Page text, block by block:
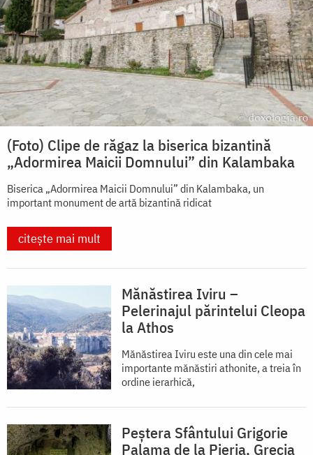
(Foto) Clipe de răgaz la biserica bizantină
„Adormirea Maicii Domnului” din Kalambaka
Biserica „Adormirea Maicii Domnului” din Kalambaka, un
important monument de artă bizantină ridicat
citește mai mult
Mănăstirea Iviru –
Pelerinajul părintelui Cleopa
la Athos
Mănăstirea Iviru este una din cele mai
importante mănăstiri athonite, a treia în
ordine ierarhică,
Peștera Sfântului Grigorie
Palama de la Pieria, Grecia